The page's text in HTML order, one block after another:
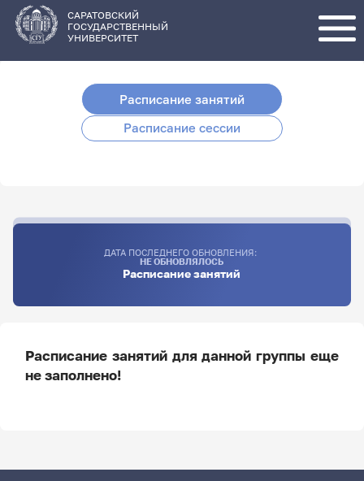
основному
содержанию
САРАТОВСКИЙ
ГОСУДАРСТВЕННЫЙ
УНИВЕРСИТЕТ
Расписание занятий
Расписание сессии
ДАТА ПОСЛЕДНЕГО ОБНОВЛЕНИЯ:
НЕ ОБНОВЛЯЛОСЬ
Расписание занятий
Расписание занятий для данной группы еще
не заполнено!